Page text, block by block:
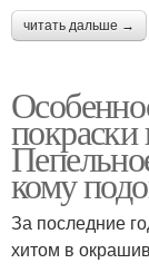
читать дальше →
покраски
кому
За последние
хитом в